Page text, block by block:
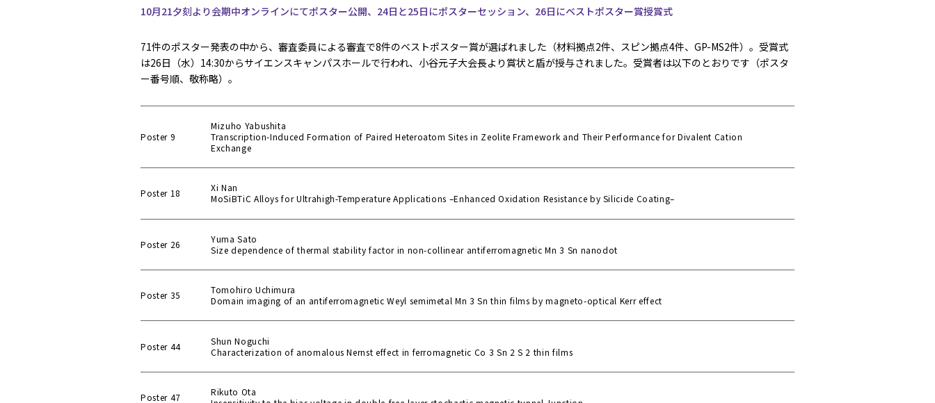
10月21夕刻より会期中オンラインにてポスター公開、24日と25日にポスターセッション、26日にベストポスター賞授賞式
71件のポスター発表の中から、審査委員による審査で8件のベストポスター賞が選ばれました（材料拠点2件、スピン拠点4件、GP-MS2件）。受賞式
は26日（水）14:30からサイエンスキャンパスホールで行われ、小谷元子大会長より賞状と盾が授与されました。受賞者は以下のとおりです（ポスタ
ー番号順、敬称略）。
Poster 9
Mizuho Yabushita
Transcription-Induced Formation of Paired Heteroatom Sites in Zeolite Framework and Their Performance for Divalent Cation
Exchange
Poster 18
Xi Nan
MoSiBTiC Alloys for Ultrahigh-Temperature Applications –Enhanced Oxidation Resistance by Silicide Coating–
Poster 26
Yuma Sato
Size dependence of thermal stability factor in non-collinear antiferromagnetic Mn 3 Sn nanodot
Poster 35
Tomohiro Uchimura
Domain imaging of an antiferromagnetic Weyl semimetal Mn 3 Sn thin films by magneto-optical Kerr effect
Poster 44
Shun Noguchi
Characterization of anomalous Nernst effect in ferromagnetic Co 3 Sn 2 S 2 thin films
Poster 47
Rikuto Ota